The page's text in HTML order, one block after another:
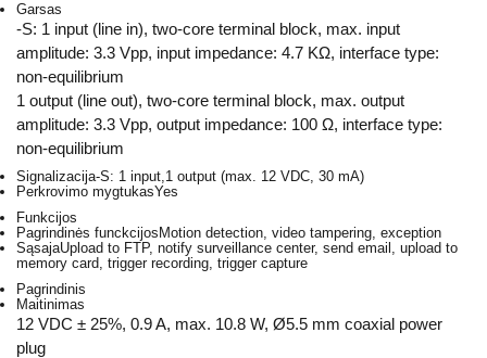
Garsas
-S: 1 input (line in), two-core terminal block, max. input
amplitude: 3.3 Vpp, input impedance: 4.7 KΩ, interface type:
non-equilibrium
1 output (line out), two-core terminal block, max. output
amplitude: 3.3 Vpp, output impedance: 100 Ω, interface type:
non-equilibrium
Signalizacija-S: 1 input,1 output (max. 12 VDC, 30 mA)
Perkrovimo mygtukasYes
Funkcijos
Pagrindinės funckcijosMotion detection, video tampering, exception
SąsajaUpload to FTP, notify surveillance center, send email, upload to
memory card, trigger recording, trigger capture
Pagrindinis
Maitinimas
12 VDC ± 25%, 0.9 A, max. 10.8 W, Ø5.5 mm coaxial power
plug